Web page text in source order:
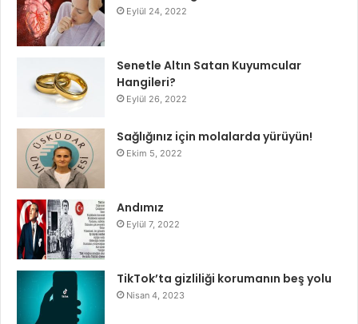
Eylül 24, 2022
Senetle Altın Satan Kuyumcular
Hangileri?
Eylül 26, 2022
Sağlığınız için molalarda yürüyün!
Ekim 5, 2022
Andımız
Eylül 7, 2022
TikTok’ta gizliliği korumanın beş yolu
Nisan 4, 2023